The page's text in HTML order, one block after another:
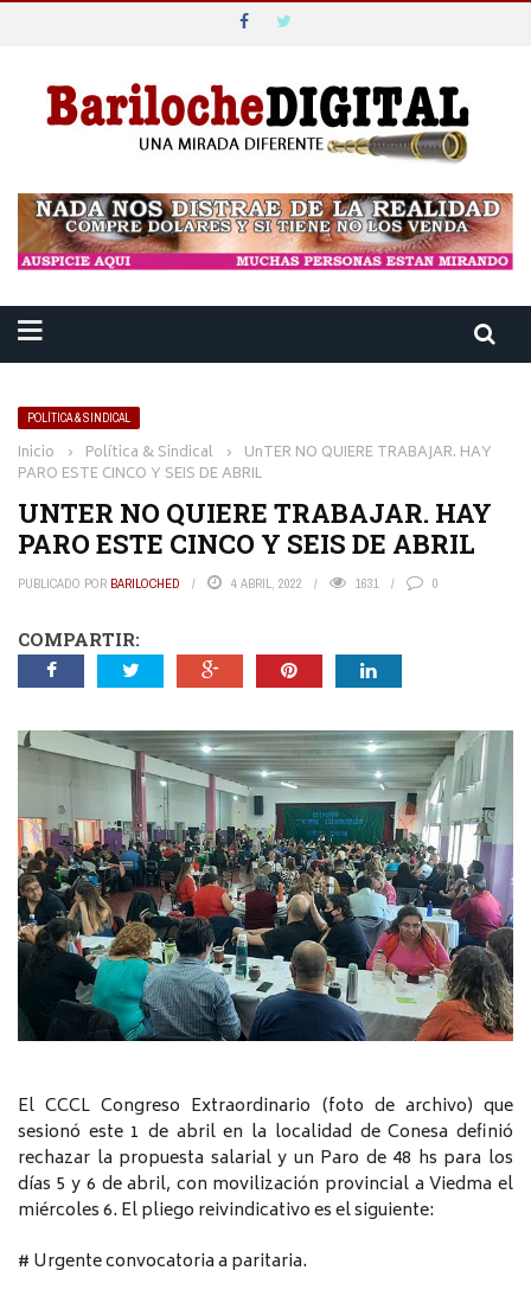
POLÍTICA & SINDICAL
Inicio › Política & Sindical › UnTER NO QUIERE TRABAJAR. HAY
PARO ESTE CINCO Y SEIS DE ABRIL
UNTER NO QUIERE TRABAJAR. HAY
PARO ESTE CINCO Y SEIS DE ABRIL
PUBLICADO POR BARILOCHED 4 ABRIL, 2022 1631 0
COMPARTIR:
El CCCL Congreso Extraordinario (foto de archivo) que
sesionó este 1 de abril en la localidad de Conesa definió
rechazar la propuesta salarial y un Paro de 48 hs para los
días 5 y 6 de abril, con movilización provincial a Viedma el
miércoles 6. El pliego reivindicativo es el siguiente:
# Urgente convocatoria a paritaria.